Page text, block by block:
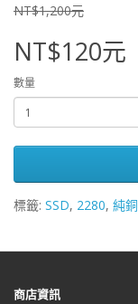
NT$1,200元
NT$120元
數量
標籤: SSD, 2280, 純銅
商店資訊